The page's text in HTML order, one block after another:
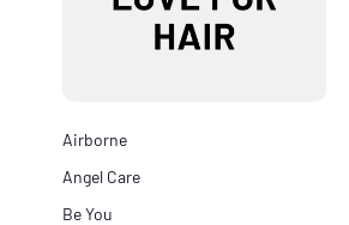
Airborne
Angel Care
Be You